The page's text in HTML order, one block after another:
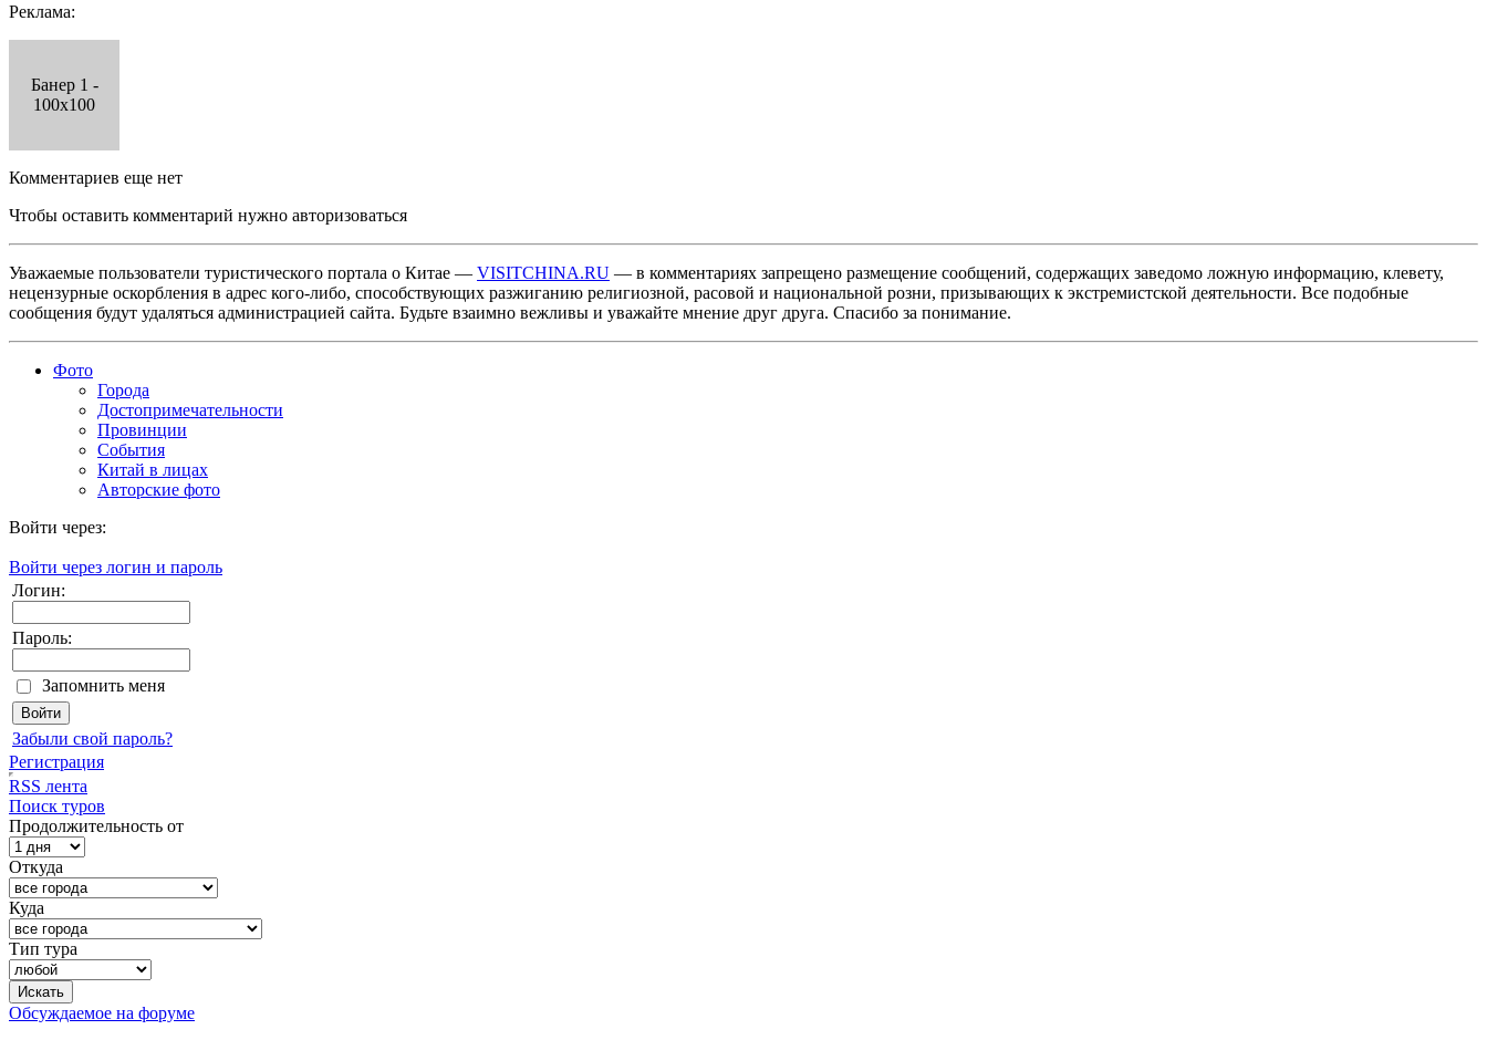
Реклама:
Банер 1 -
100x100
Комментариев еще нет
Чтобы оставить комментарий нужно авторизоваться
Уважаемые пользователи туристического портала о Китае — VISITCHINA.RU — в комментариях запрещено размещение сообщений, содержащих заведомо ложную информацию, клевету,
нецензурные оскорбления в адрес кого-либо, способствующих разжиганию религиозной, расовой и национальной розни, призывающих к экстремистской деятельности. Все подобные
сообщения будут удаляться администрацией сайта. Будьте взаимно вежливы и уважайте мнение друг друга. Спасибо за понимание.
Фото
Города
Достопримечательности
Провинции
События
Китай в лицах
Авторские фото
Войти через:
Войти через логин и пароль
Логин:
Пароль:
Запомнить меня
Забыли свой пароль?
Регистрация
RSS лента
Поиск туров
Продолжительность от
Откуда
Куда
Тип тура
Обсуждаемое на форуме